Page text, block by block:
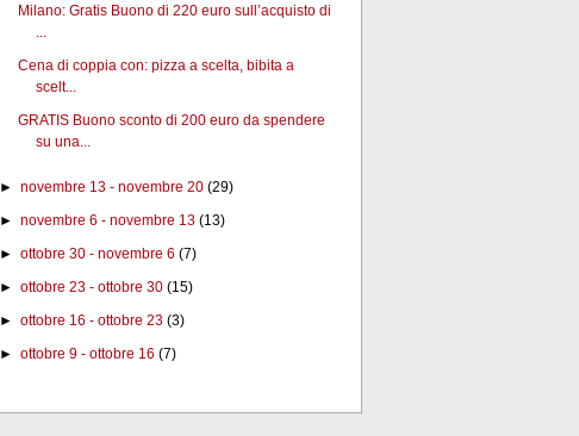
Milano: Gratis Buono di 220 euro sull’acquisto di
Cena di coppia con: pizza a scelta, bibita a
scelt...
GRATIS Buono sconto di 200 euro da spendere
su una...
►novembre 13 - novembre 20 (29)
►novembre 6 - novembre 13 (13)
►ottobre 30 - novembre 6 (7)
►ottobre 23 - ottobre 30 (15)
►ottobre 16 - ottobre 23 (3)
►ottobre 9 - ottobre 16 (7)